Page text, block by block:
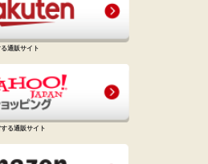
通販サイト
る通販サイト